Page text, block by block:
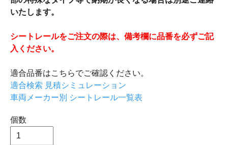
いたします。
シートレールをご注文の際は、備考欄に品番を必ずご記
入ください。
適合品番はこちらでご確認ください。
適合検索 見積シミュレーション
車両メーカー別 シートレール一覧表
個数